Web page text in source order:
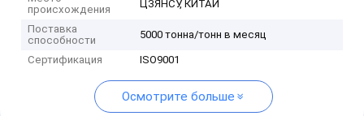
происхождения
ЦЗЯНСУ, КИТАЙ
Поставка
способности
5000 тонна/тонн в месяц
Сертификация ISO9001
Осмотрите больше